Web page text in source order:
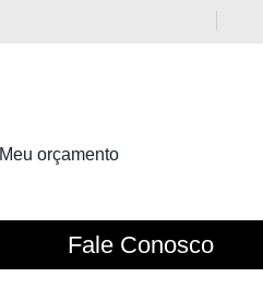
Meu orçamento
Fale Conosco